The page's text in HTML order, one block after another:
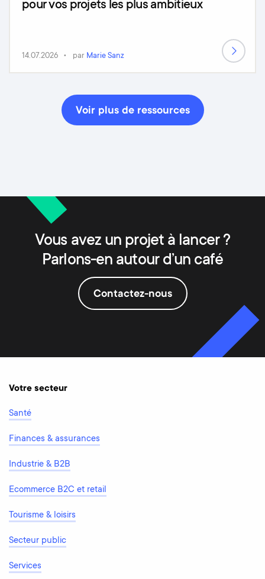
pour vos projets les plus ambitieux
14.07.2026 par Marie Sanz
Voir plus de ressources
Vous avez un projet à lancer ?
Parlons-en autour d’un café
Contactez-nous
Votre secteur
Santé
Finances & assurances
Industrie & B2B
Ecommerce B2C et retail
Tourisme & loisirs
Secteur public
Services